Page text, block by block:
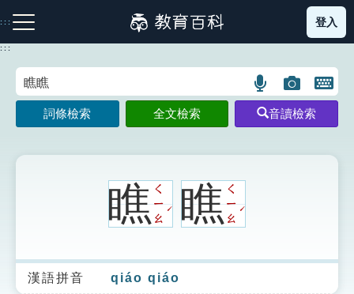
到
主
:::
注音索引圖示 筆畫索引圖示 部首索引表圖示
生字詞彙表
登入
:::
語
言
搜
圖
片
搜
開
鍵
圖
詞條檢索 全文檢索 音讀檢索
瞧ㄑ
ㄧ
ㄠ
ˊ 瞧ㄑ
ㄧ
ㄠ
ˊ
漢語拼音 qiáo qiáo